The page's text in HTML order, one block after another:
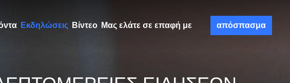
Εκδηλώσεις Βίντεο Μας ελάτε σε επαφή με απόσπασμα